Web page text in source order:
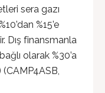
sera gazı
%15’e
Dış finansmanla
olarak %30’a
(CAMP4ASB,